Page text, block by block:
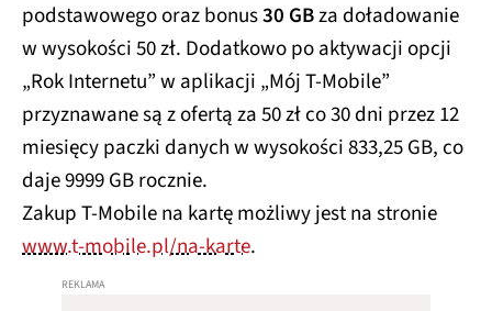
podstawowego oraz bonus30 GBza doładowanie
w wysokości 50 zł. Dodatkowo po aktywacji opcji
„Rok Internetu” w aplikacji „Mój T-Mobile”
przyznawane są z ofertą za 50 zł co 30 dni przez 12
miesięcy paczki danych w wysokości 833,25 GB, co
daje 9999 GB rocznie.
Zakup T-Mobile na kartę możliwy jest na stronie
www.t-mobile.pl/na-karte.